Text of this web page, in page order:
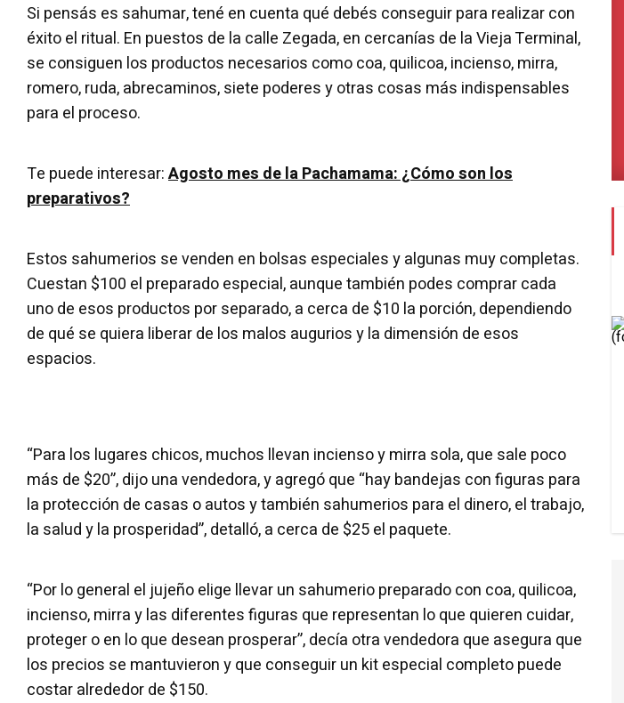
Si pensás es sahumar, tené en cuenta qué debés conseguir para realizar con
éxito el ritual. En puestos de la calle Zegada, en cercanías de la Vieja Terminal,
se consiguen los productos necesarios como coa, quilicoa, incienso, mirra,
romero, ruda, abrecaminos, siete poderes y otras cosas más indispensables
para el proceso.
Te puede interesar:Agosto mes de la Pachamama: ¿Cómo son los
preparativos?
Estos sahumerios se venden en bolsas especiales y algunas muy completas.
Cuestan $100 el preparado especial, aunque también podes comprar cada
uno de esos productos por separado, a cerca de $10 la porción, dependiendo
de qué se quiera liberar de los malos augurios y la dimensión de esos
espacios.
“Para los lugares chicos, muchos llevan incienso y mirra sola, que sale poco
más de $20”, dijo una vendedora, y agregó que “hay bandejas con figuras para
la protección de casas o autos y también sahumerios para el dinero, el trabajo,
la salud y la prosperidad”, detalló, a cerca de $25 el paquete.
“Por lo general el jujeño elige llevar un sahumerio preparado con coa, quilicoa,
incienso, mirra y las diferentes figuras que representan lo que quieren cuidar,
proteger o en lo que desean prosperar”, decía otra vendedora que asegura que
los precios se mantuvieron y que conseguir un kit especial completo puede
costar alrededor de $150.